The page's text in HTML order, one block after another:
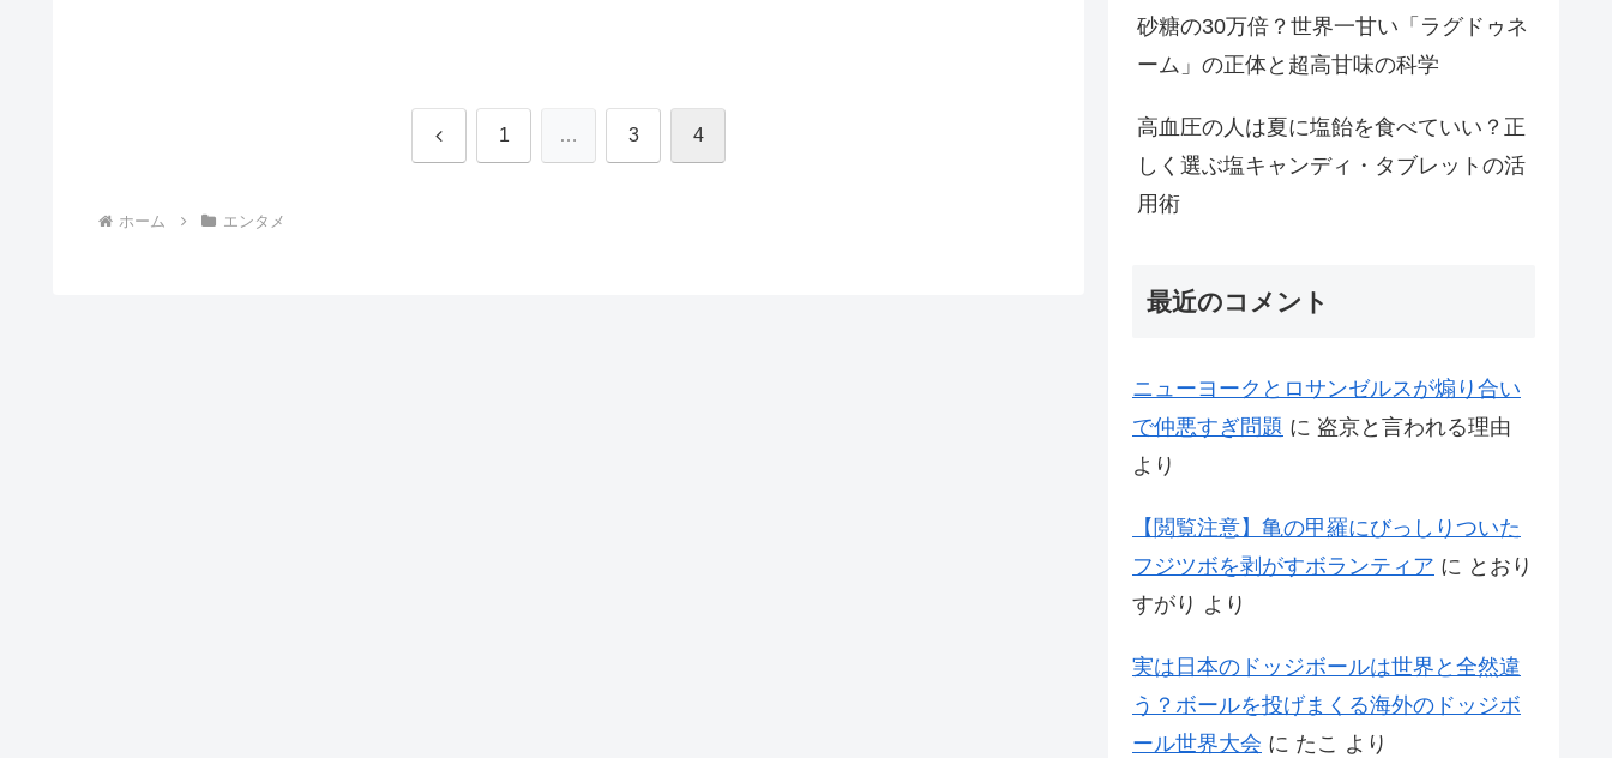
前 1 … 3 4
ホーム エンタメ
砂糖の30万倍？世界一甘い「ラグドゥネ
ーム」の正体と超高甘味の科学
高血圧の人は夏に塩飴を食べていい？正
しく選ぶ塩キャンディ・タブレットの活
用術
最近のコメント
ニューヨークとロサンゼルスが煽り合い
で仲悪すぎ問題 に 盗京と言われる理由
より
【閲覧注意】亀の甲羅にびっしりついた
フジツボを剥がすボランティア に とおり
すがり より
実は日本のドッジボールは世界と全然違
う？ボールを投げまくる海外のドッジボ
ール世界大会 に たこ より